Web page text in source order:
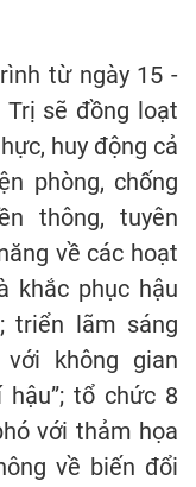
từ ngày 15 -
sẽ đồng loạt
huy động cả
phòng, chống
thông, tuyên
về các hoạt
khắc phục hậu
triển lãm sáng
không gian
hậu”; tổ chức 8
với thảm họa
về biến đổi